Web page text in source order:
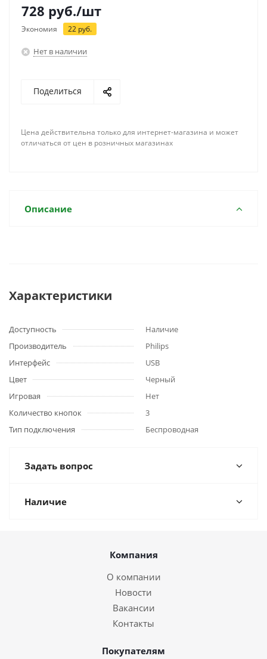
728 руб./шт
Экономия 22 руб.
Нет в наличии
Поделиться
Цена действительна только для интернет-магазина и может
отличаться от цен в розничных магазинах
Описание
Характеристики
Доступность
Наличие
Производитель
Philips
Интерфейс
USB
Цвет
Черный
Игровая
Нет
Количество кнопок
3
Тип подключения
Беспроводная
Задать вопрос
Наличие
Компания
О компании
Новости
Вакансии
Контакты
Покупателям